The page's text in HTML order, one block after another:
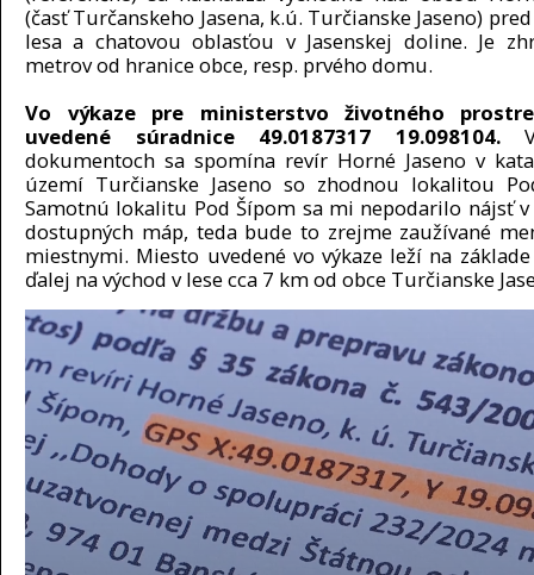
(časť Turčanskeho Jasena, k.ú. Turčianske Jaseno)
lesa a chatovou oblasťou v Jasenskej doline. Je
metrov od hranice obce, resp. prvého domu.
Vo výkaze pre ministerstvo životného
uvedené súradnice 49.0187317 19.098104.V
dokumentoch sa spomína revír Horné Jaseno v
území Turčianske Jaseno so zhodnou lokalitou
Samotnú lokalitu Pod Šípom sa mi nepodarilo nájsť
dostupných máp, teda bude to zrejme zaužívané
miestnymi. Miesto uvedené vo výkaze leží na
ďalej na východ v lese cca 7 km od obce Turčianske